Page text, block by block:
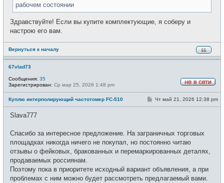
рабочем состоянии
Здравствуйте! Если вы купите комплектующие, я соберу и
настрою его вам.
Вернуться к началу
67vlad73
в
с
Сообщения: 35
Зарегистрирован: Ср мар 25, 2026 1:48 pm
Куплю интерполирующий частотомер FC-510
С
н
и
Чт май 21, 2026 12:38 pm
Slava777
Спасибо за интересное предложение. На заграничных торговых
площадках никогда ничего не покупал, но постоянно читаю
отзывы о фейковых, бракованных и перемаркированных деталях,
продаваемых россиянам.
Поэтому пока в приоритете исходный вариант объявления, а при
проблемах с ним можно будет рассмотреть предлагаемый вами.